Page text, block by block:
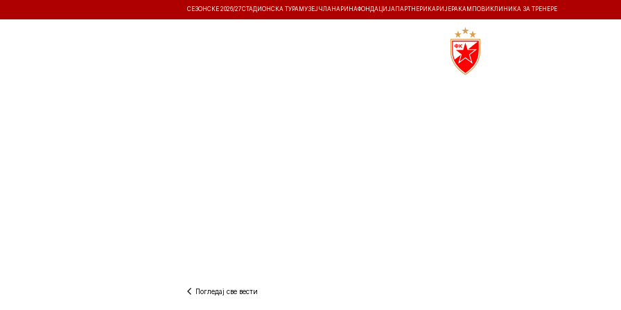
СЕЗОНСКЕ 2026/27СТАДИОНСКА ТУРА МУЗЕЈ ЧЛАНАРИНАФОНДАЦИЈА ПАРТНЕРИ КАРИЈЕРА КАМПОВИ КЛИНИКА ЗА ТРЕНЕРЕ
Погледај све вести